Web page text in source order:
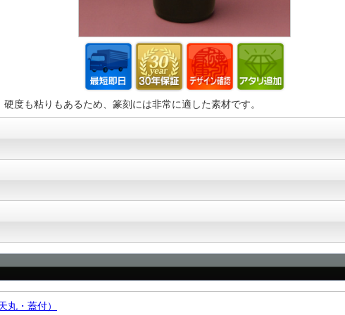
度も粘りもあるため、篆刻には非常に適した素材です。
丸・蓋付）